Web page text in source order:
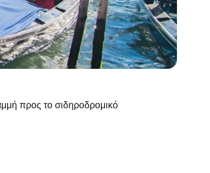
προς το σιδηροδρομικό